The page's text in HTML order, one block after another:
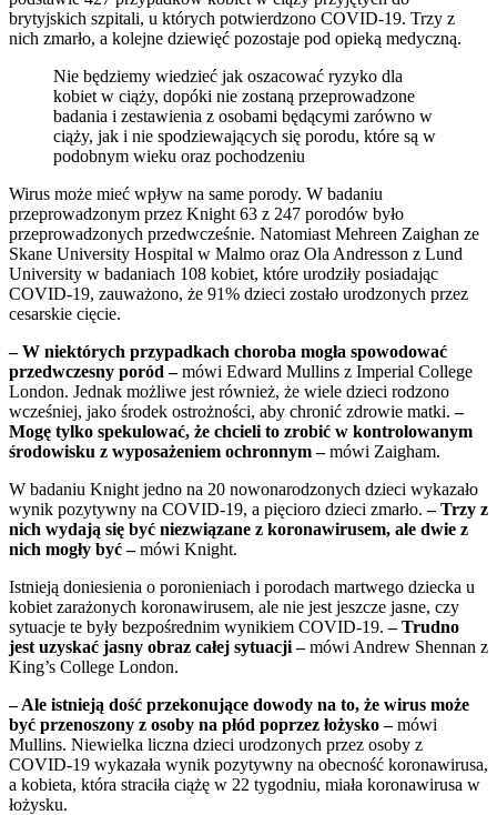
brytyjskich szpitali, u których potwierdzono COVID-19. Trzy z
nich zmarło, a kolejne dziewięć pozostaje pod opieką medyczną.
Nie będziemy wiedzieć jak oszacować ryzyko dla
kobiet w ciąży, dopóki nie zostaną przeprowadzone
badania i zestawienia z osobami będącymi zarówno w
ciąży, jak i nie spodziewających się porodu, które są w
podobnym wieku oraz pochodzeniu
Wirus może mieć wpływ na same porody. W badaniu
przeprowadzonym przez Knight 63 z 247 porodów było
przeprowadzonych przedwcześnie. Natomiast Mehreen Zaighan ze
Skane University Hospital w Malmo oraz Ola Andresson z Lund
University w badaniach 108 kobiet, które urodziły posiadając
COVID-19, zauważono, że 91% dzieci zostało urodzonych przez
cesarskie cięcie.
– W niektórych przypadkach choroba mogła spowodować
przedwczesny poród –mówi Edward Mullins z Imperial College
London. Jednak możliwe jest również, że wiele dzieci rodzono
wcześniej, jako środek ostrożności, aby chronić zdrowie matki.–
Mogę tylko spekulować, że chcieli to zrobić w kontrolowanym
środowisku z wyposażeniem ochronnym –mówi Zaigham.
W badaniu Knight jedno na 20 nowonarodzonych dzieci wykazało
wynik pozytywny na COVID-19, a pięcioro dzieci zmarło.– Trzy z
nich wydają się być niezwiązane z koronawirusem, ale dwie z
nich mogły być –mówi Knight.
Istnieją doniesienia o poronieniach i porodach martwego dziecka u
kobiet zarażonych koronawirusem, ale nie jest jeszcze jasne, czy
sytuacje te były bezpośrednim wynikiem COVID-19.– Trudno
jest uzyskać jasny obraz całej sytuacji –mówi Andrew Shennan z
King’s College London.
– Ale istnieją dość przekonujące dowody na to, że wirus może
być przenoszony z osoby na płód poprzez łożysko –mówi
Mullins. Niewielka liczna dzieci urodzonych przez osoby z
COVID-19 wykazała wynik pozytywny na obecność koronawirusa,
a kobieta, która straciła ciążę w 22 tygodniu, miała koronawirusa w
łożysku.